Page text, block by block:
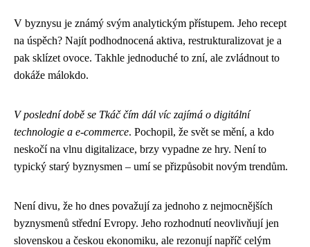
V byznysu je známý svým analytickým přístupem. Jeho recept
na úspěch? Najít podhodnocená aktiva, restrukturalizovat je a
pak sklízet ovoce. Takhle jednoduché to zní, ale zvládnout to
dokáže málokdo.
V poslední době se Tkáč čím dál víc zajímá o digitální
technologie a e-commerce. Pochopil, že svět se mění, a kdo
neskočí na vlnu digitalizace, brzy vypadne ze hry. Není to
typický starý byznysmen – umí se přizpůsobit novým trendům.
Není divu, že ho dnes považují za jednoho z nejmocnějších
byznysmenů střední Evropy. Jeho rozhodnutí neovlivňují jen
slovenskou a českou ekonomiku, ale rezonují napříč celým